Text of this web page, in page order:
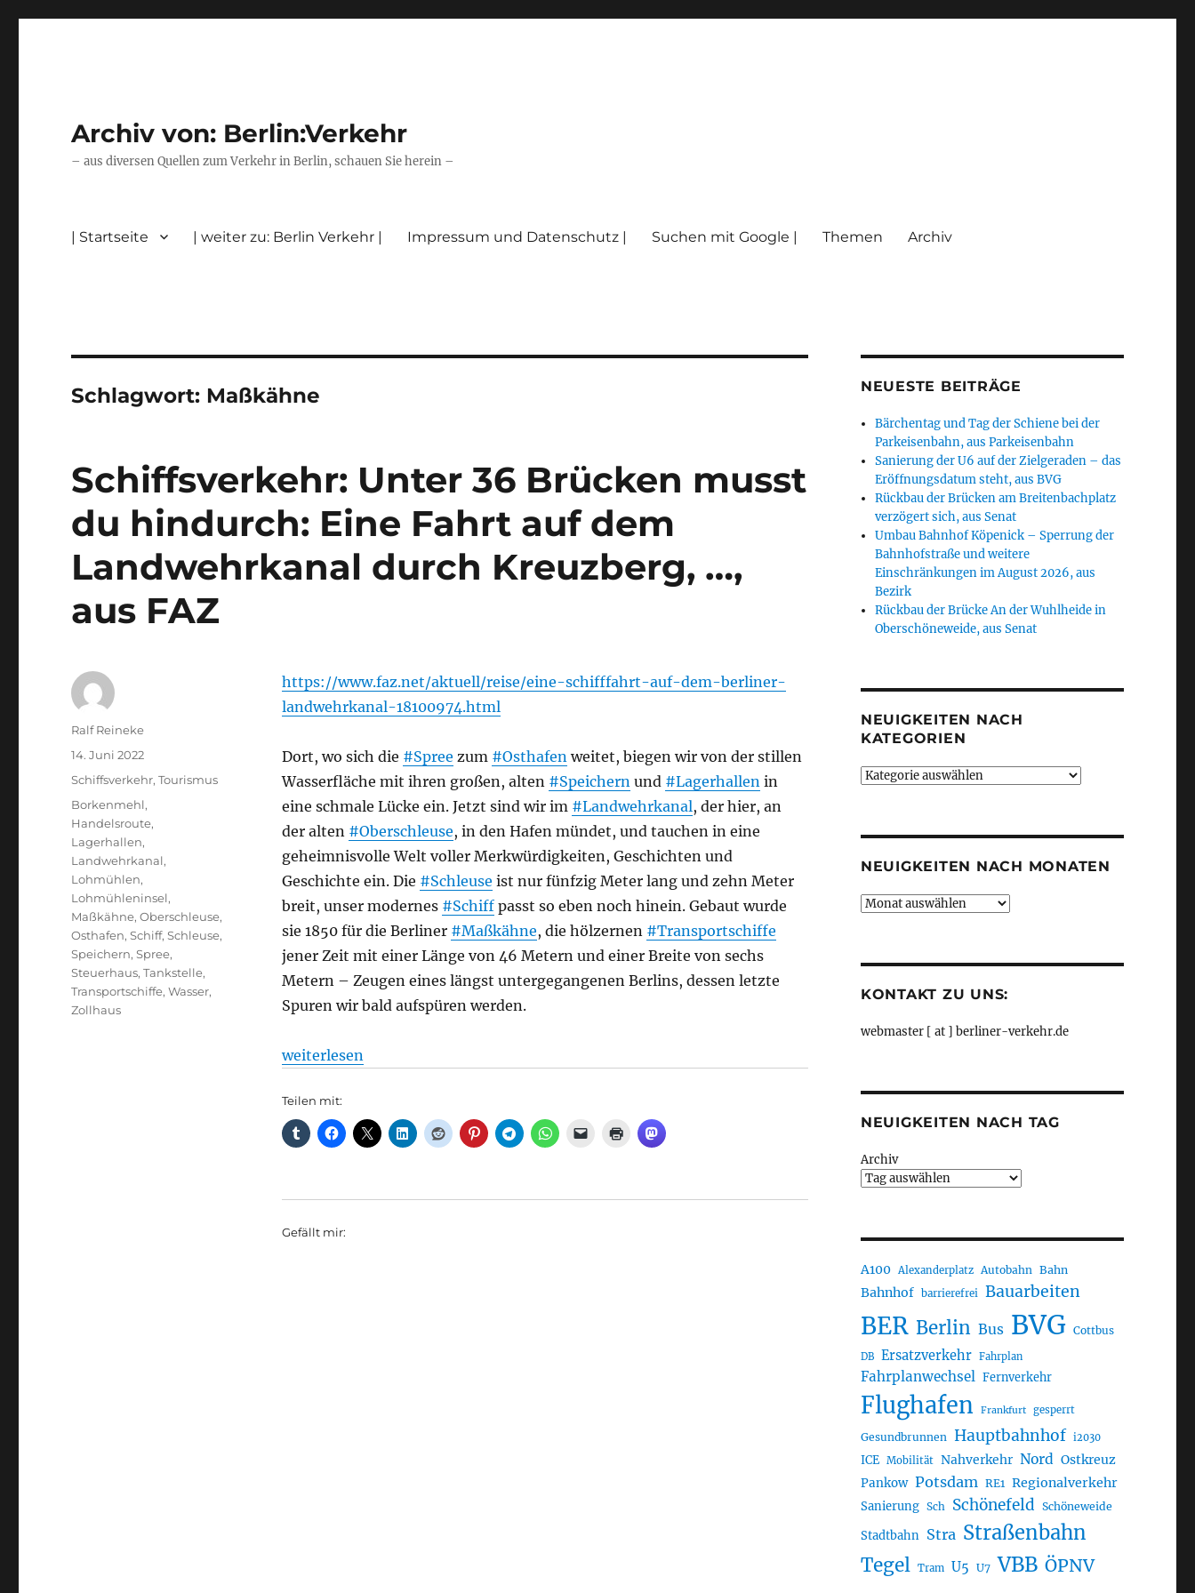
Archiv von: Berlin:Verkehr
– aus diversen Quellen zum Verkehr in Berlin, schauen Sie herein –
| Startseite | weiter zu: Berlin Verkehr | Impressum und Datenschutz | Suchen mit Google | Themen Archiv
Schlagwort: Maßkähne
Schiffsverkehr: Unter 36 Brücken musst
du hindurch: Eine Fahrt auf dem
Landwehrkanal durch Kreuzberg, …,
aus FAZ
https://www.faz.net/aktuell/reise/eine-schifffahrt-auf-dem-berliner-
landwehrkanal-18100974.html
Dort, wo sich die #Spree zum #Osthafenweitet, biegen wir von der stillen
Wasserfläche mit ihren großen, alten #Speichernund #Lagerhallenin
eine schmale Lücke ein. Jetzt sind wir im #Landwehrkanal, der hier, an
der alten #Oberschleuse, in den Hafen mündet, und tauchen in eine
geheimnisvolle Welt voller Merkwürdigkeiten, Geschichten und
Geschichte ein. Die #Schleuse ist nur fünfzig Meter lang und zehn Meter
breit, unser modernes #Schiffpasst so eben noch hinein. Gebaut wurde
sie 1850 für die Berliner #Maßkähne, die hölzernen #Transportschiffe
jener Zeit mit einer Länge von 46 Metern und einer Breite von sechs
Metern – Zeugen eines längst untergegangenen Berlins, dessen letzte
Spuren wir bald aufspüren werden.
„Schiffsverkehr: Unter 36 Brücken musst du hindurch: Eine Fahrt auf dem Landwehrkanal durch Kreuzberg, …, aus FAZ“
weiterlesen
Teilen mit:
Gefällt mir:
Autor
Ralf Reineke
Veröffentlicht
am
14. Juni 2022
Kategorien
Schiffsverkehr,Tourismus
Schlagwörter
Borkenmehl,
Handelsroute,
Lagerhallen,
Landwehrkanal,
Lohmühlen,
Lohmühleninsel,
Maßkähne,Oberschleuse,
Osthafen,Schiff,Schleuse,
Speichern,Spree,
Steuerhaus,Tankstelle,
Transportschiffe,Wasser,
Zollhaus
NEUESTE BEITRÄGE
Bärchentag und Tag der Schiene bei der
Parkeisenbahn, aus Parkeisenbahn
Sanierung der U6 auf der Zielgeraden – das
Eröffnungsdatum steht, aus BVG
Rückbau der Brücken am Breitenbachplatz
verzögert sich, aus Senat
Umbau Bahnhof Köpenick – Sperrung der
Bahnhofstraße und weitere
Einschränkungen im August 2026, aus
Bezirk
Rückbau der Brücke An der Wuhlheide in
Oberschöneweide, aus Senat
NEUIGKEITEN NACH
KATEGORIEN
Neuigkeiten
NEUIGKEITEN NACH MONATEN
Neuigkeiten
KONTAKT ZU UNS:
webmaster [ at ] berliner-verkehr.de
NEUIGKEITEN NACH TAG
Archiv
A100 Alexanderplatz Autobahn Bahn
Bahnhof barrierefrei Bauarbeiten
BER Berlin Bus BVG Cottbus
DB Ersatzverkehr Fahrplan
Fahrplanwechsel Fernverkehr
Flughafen Frankfurt gesperrt
Gesundbrunnen Hauptbahnhof i2030
ICE Mobilität Nahverkehr Nord Ostkreuz
Pankow Potsdam RE1 Regionalverkehr
Sanierung Sch Schönefeld Schöneweide
Stadtbahn Stra Straßenbahn
Tegel Tram U5 U7 VBB ÖPNV